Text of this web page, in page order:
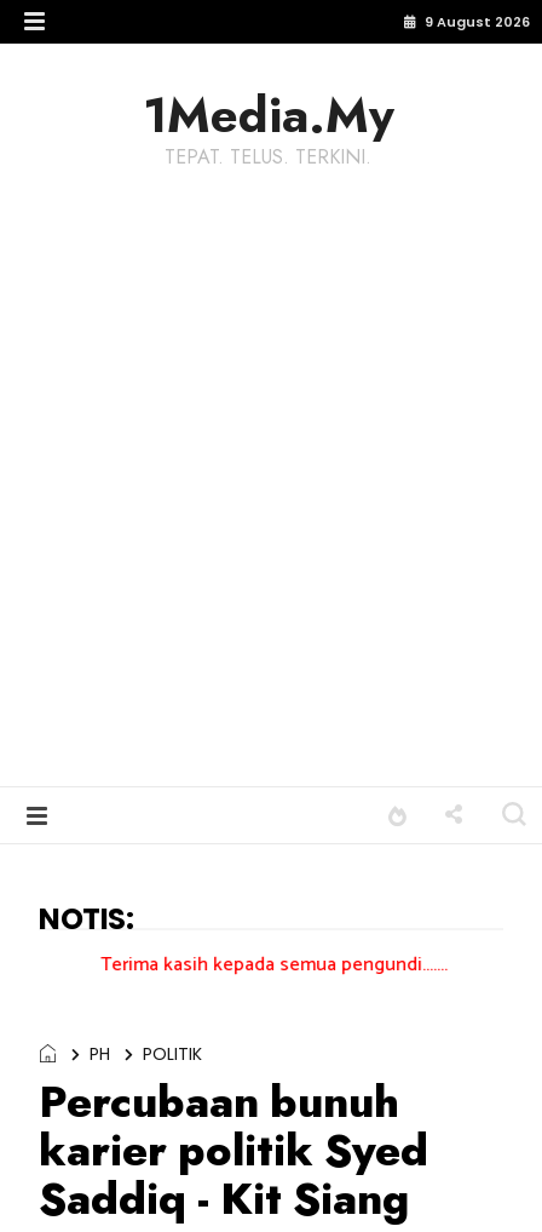
9 August 2026
1Media.My
TEPAT. TELUS. TERKINI.
NOTIS:
kasih kepada semua pengundi.......
PH POLITIK
Percubaan bunuh
karier politik Syed
Saddiq - Kit Siang